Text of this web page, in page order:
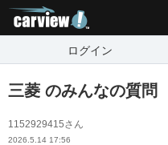
ログイン
三菱 のみんなの質問
1152929415さん
2026.5.14 17:56